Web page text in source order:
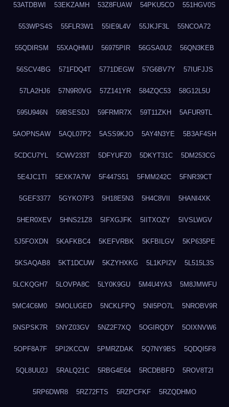
53ATDBWI 53EKZAMH 53Z8FUAW 54PKU5CO 551HGV0S
553WPS4S 55FLR3W1 55IE9L4V 55JKJF3L 55NCOA72
55QDIRSM 55XAQHMU 56975PIR 56GSA0U2 56QN3KEB
56SCV4BG 571FDQ4T 5771DEGW 57G6BV7Y 57IUFJJS
57LA2HJ6 57N9R0VG 57Z141YR 584ZQC53 58G12L5U
595U946N 59BSESDJ 59FRMR7X 59T11ZKH 5AFUR9TL
5AOPNSAW 5AQL07P2 5ASS9KJO 5AY4N3YE 5B3AF4SH
5CDCU7YL 5CWV233T 5DFYUFZ0 5DKYT31C 5DM253CG
5E4JC1TI 5EXK7A7W 5F447S51 5FMM242C 5FNR39CT
5GEF3377 5GYKO7P3 5H18E5N3 5H4C8VII 5HANI4XK
5HER0XEV 5HNS21Z8 5IFXGJFK 5IITXOZY 5IVSLWGV
5J5FOXDN 5KAFKBC4 5KEFVRBK 5KFBILGV 5KP635PE
5KSAQAB8 5KT1DCUW 5KZYHXKG 5L1KPI2V 5L515L3S
5LCKQGH7 5LOVPA8C 5LY0K9GU 5M4U4YA3 5M8JMWFU
5MC4C6M0 5MOLUGED 5NCKLFPQ 5NI5PO7L 5NROBV9R
5NSPSK7R 5NYZ03GV 5NZ2F7XQ 5OGIRQDY 5OIXNVW6
5OPF8A7F 5PI2KCCW 5PMRZDAK 5Q7NY9BS 5QDQI5F8
5QL8UU2J 5RALQ21C 5RBG4E64 5RCDBBFD 5ROV8T2I
5RP6DWR8 5RZ72FTS 5RZPCFKF 5RZQDHMO